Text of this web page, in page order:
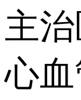
主
心